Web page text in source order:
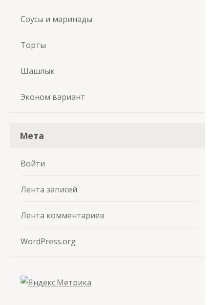
Соусы и маринады
Торты
Шашлык
Эконом вариант
Мета
Войти
Лента записей
Лента комментариев
WordPress.org